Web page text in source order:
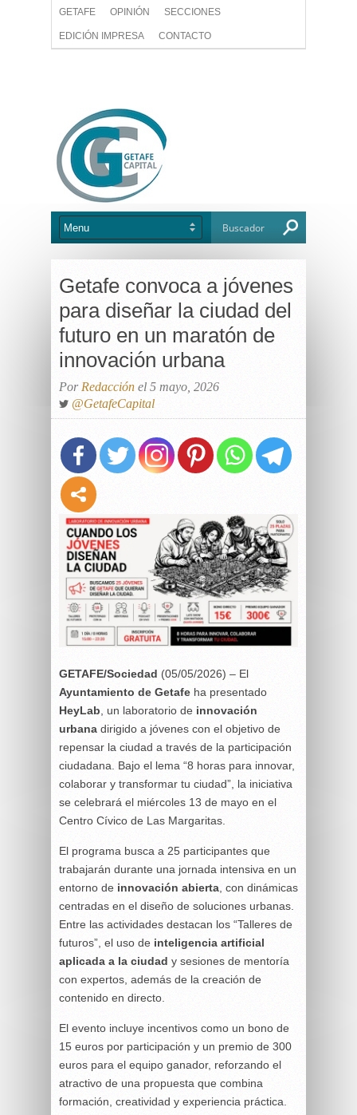
GETAFE OPINIÓN SECCIONES
EDICIÓN IMPRESA CONTACTO
Getafe convoca a jóvenes
para diseñar la ciudad del
futuro en un maratón de
innovación urbana
Por Redacción el 5 mayo, 2026
@GetafeCapital
GETAFE/Sociedad (05/05/2026) – El
Ayuntamiento de Getafe ha presentado
HeyLab , un laboratorio de innovación
urbana dirigido a jóvenes con el objetivo de
repensar la ciudad a través de la participación
ciudadana. Bajo el lema “8 horas para innovar,
colaborar y transformar tu ciudad”, la iniciativa
se celebrará el miércoles 13 de mayo en el
Centro Cívico de Las Margaritas.
El programa busca a 25 participantes que
trabajarán durante una jornada intensiva en un
entorno de innovación abierta , con dinámicas
centradas en el diseño de soluciones urbanas.
Entre las actividades destacan los “Talleres de
futuros”, el uso de inteligencia artificial
aplicada a la ciudad y sesiones de mentoría
con expertos, además de la creación de
contenido en directo.
El evento incluye incentivos como un bono de
15 euros por participación y un premio de 300
euros para el equipo ganador, reforzando el
atractivo de una propuesta que combina
formación, creatividad y experiencia práctica.